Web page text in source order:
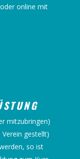
online mit
mitzubringen)
gestellt)
so ist